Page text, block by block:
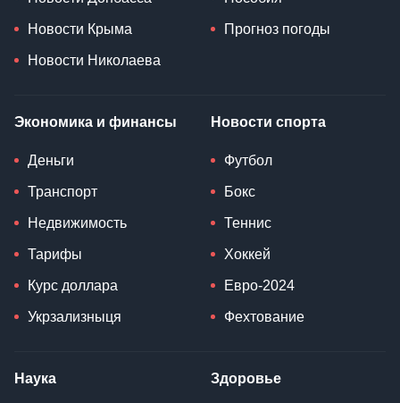
Новости Крыма
Новости Николаева
Прогноз погоды
Экономика и финансы
Деньги
Транспорт
Недвижимость
Тарифы
Курс доллара
Укрзализныця
Новости спорта
Футбол
Бокс
Теннис
Хоккей
Евро-2024
Фехтование
Наука Здоровье